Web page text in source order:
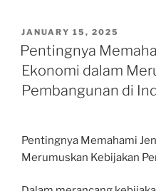
POSTED
ON
JANUARY 15, 2025
Pentingnya
Ekonomi dalam
Pembangunan di
Pentingnya Memahami
Merumuskan Kebijakan